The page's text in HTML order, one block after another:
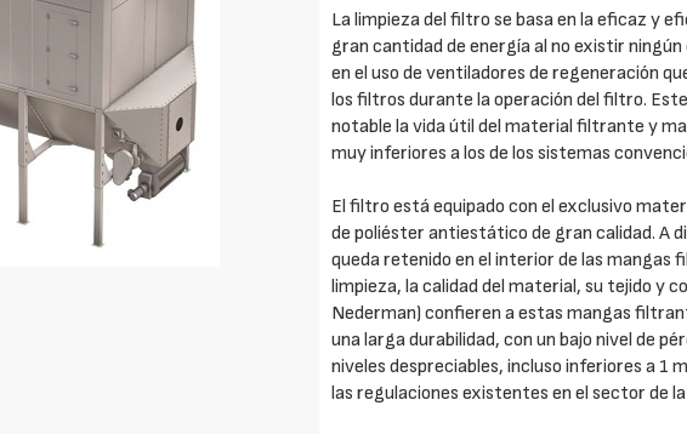
La limpieza del filtro se basa en la eficaz y
gran cantidad de energía al no existir
en el uso de ventiladores de regeneración
los filtros durante la operación del filtro.
notable la vida útil del material filtrante y
muy inferiores a los de los sistemas
El filtro está equipado con el exclusivo
de poliéster antiestático de gran calidad. A
queda retenido en el interior de las mangas
limpieza, la calidad del material, su tejido y
Nederman) confieren a estas mangas
una larga durabilidad, con un bajo nivel de
niveles despreciables, incluso inferiores a 1
las regulaciones existentes en el sector de